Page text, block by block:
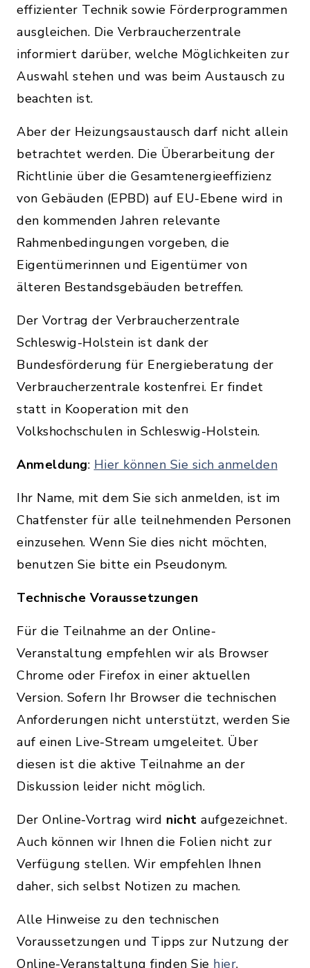
effizienter Technik sowie Förderprogrammen
ausgleichen. Die Verbraucherzentrale
informiert darüber, welche Möglichkeiten zur
Auswahl stehen und was beim Austausch zu
beachten ist.
Aber der Heizungsaustausch darf nicht allein
betrachtet werden. Die Überarbeitung der
Richtlinie über die Gesamtenergieeffizienz
von Gebäuden (EPBD) auf EU-Ebene wird in
den kommenden Jahren relevante
Rahmenbedingungen vorgeben, die
Eigentümerinnen und Eigentümer von
älteren Bestandsgebäuden betreffen.
Der Vortrag der Verbraucherzentrale
Schleswig-Holstein ist dank der
Bundesförderung für Energieberatung der
Verbraucherzentrale kostenfrei. Er findet
statt in Kooperation mit den
Volkshochschulen in Schleswig-Holstein.
Anmeldung: Hier können Sie sich anmelden
Ihr Name, mit dem Sie sich anmelden, ist im
Chatfenster für alle teilnehmenden Personen
einzusehen. Wenn Sie dies nicht möchten,
benutzen Sie bitte ein Pseudonym.
Technische Voraussetzungen
Für die Teilnahme an der Online-
Veranstaltung empfehlen wir als Browser
Chrome oder Firefox in einer aktuellen
Version. Sofern Ihr Browser die technischen
Anforderungen nicht unterstützt, werden Sie
auf einen Live-Stream umgeleitet. Über
diesen ist die aktive Teilnahme an der
Diskussion leider nicht möglich.
Der Online-Vortrag wird nicht aufgezeichnet.
Auch können wir Ihnen die Folien nicht zur
Verfügung stellen. Wir empfehlen Ihnen
daher, sich selbst Notizen zu machen.
Alle Hinweise zu den technischen
Voraussetzungen und Tipps zur Nutzung der
Online-Veranstaltung finden Sie hier.